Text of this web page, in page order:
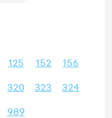
125 152 156
320 323 324
989